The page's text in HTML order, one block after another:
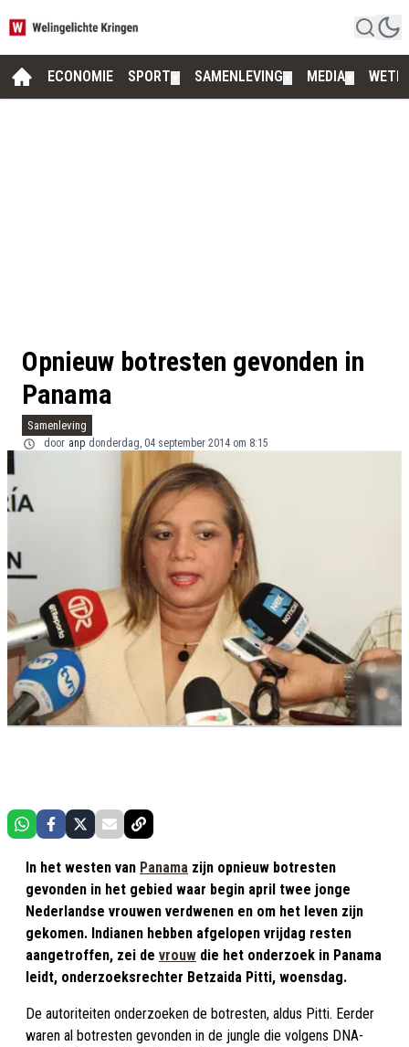
ECONOMIE SPORT SAMENLEVING MEDIA
Opnieuw botresten gevonden in
Panama
Samenleving
door anp donderdag, 04 september 2014 om 8:15
In het westen van Panama zijn opnieuw botresten
gevonden in het gebied waar begin april twee jonge
Nederlandse vrouwen verdwenen en om het leven zijn
gekomen. Indianen hebben afgelopen vrijdag resten
aangetroffen, zei de vrouw die het onderzoek in Panama
leidt, onderzoeksrechter Betzaida Pitti, woensdag.
De autoriteiten onderzoeken de botresten, aldus Pitti. Eerder
waren al botresten gevonden in de jungle die volgens DNA-